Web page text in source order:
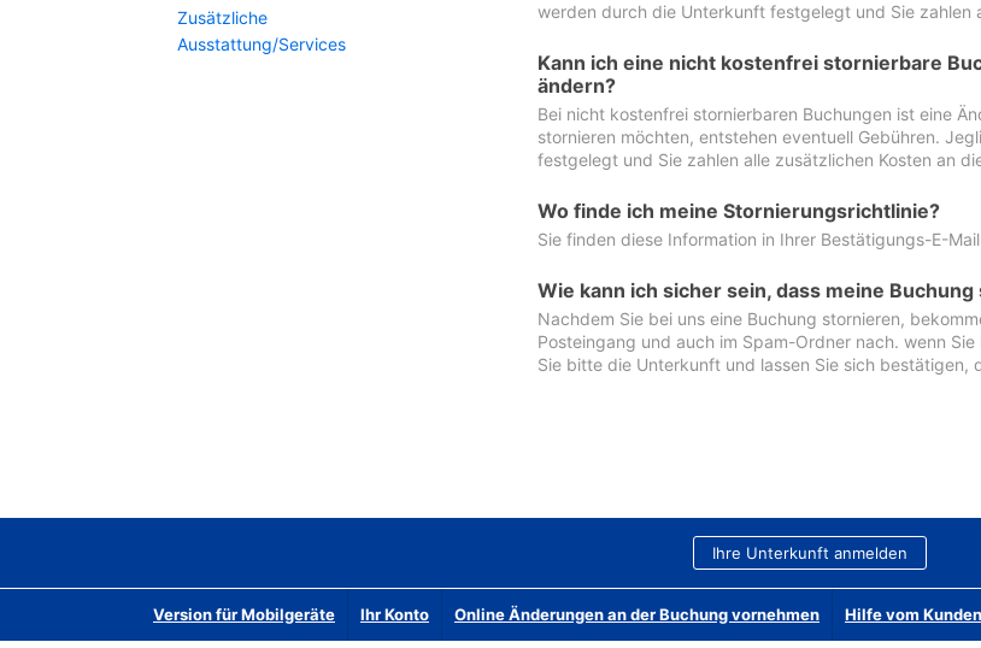
Zusätzliche
Ausstattung/Services
werden durch die Unterkunft festgelegt und Sie zahlen
Kann ich eine nicht kostenfrei stornierbare
ändern?
Bei nicht kostenfrei stornierbaren Buchungen ist eine
stornieren möchten, entstehen eventuell Gebühren.
festgelegt und Sie zahlen alle zusätzlichen Kosten an
Wo finde ich meine Stornierungsrichtlinie?
Sie finden diese Information in Ihrer Bestätigungs-E-Mail
Wie kann ich sicher sein, dass meine
Nachdem Sie bei uns eine Buchung stornieren,
Posteingang und auch im Spam-Ordner nach. wenn
Sie bitte die Unterkunft und lassen Sie sich
Ihre Unterkunft anmelden
Version für Mobilgeräte Ihr Konto Online Änderungen an der Buchung vornehmen Hilfe vom